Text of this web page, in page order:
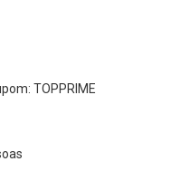
TOPPRIME